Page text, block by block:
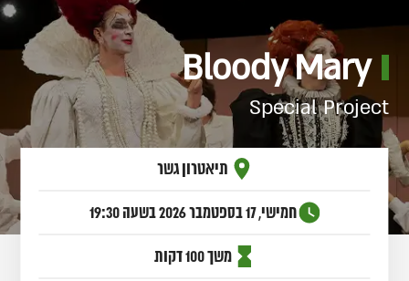
Bloody Mary
Special Project
תיאטרון גשר
חמישי, 17 בספטמבר 2026 בשעה 19:30
משך 100 דקות